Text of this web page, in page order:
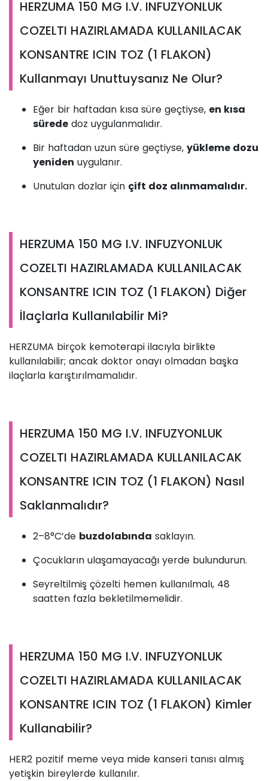
HERZUMA 150 MG I.V. INFUZYONLUK
COZELTI HAZIRLAMADA KULLANILACAK
KONSANTRE ICIN TOZ (1 FLAKON)
Kullanmayı Unuttuysanız Ne Olur?
Eğer bir haftadan kısa süre geçtiyse, en kısa
sürede doz uygulanmalıdır.
Bir haftadan uzun süre geçtiyse, yükleme dozu
yeniden uygulanır.
Unutulan dozlar için çift doz alınmamalıdır.
HERZUMA 150 MG I.V. INFUZYONLUK
COZELTI HAZIRLAMADA KULLANILACAK
KONSANTRE ICIN TOZ (1 FLAKON) Diğer
İlaçlarla Kullanılabilir Mi?
HERZUMA birçok kemoterapi ilacıyla birlikte
kullanılabilir; ancak doktor onayı olmadan başka
ilaçlarla karıştırılmamalıdır.
HERZUMA 150 MG I.V. INFUZYONLUK
COZELTI HAZIRLAMADA KULLANILACAK
KONSANTRE ICIN TOZ (1 FLAKON) Nasıl
Saklanmalıdır?
2–8°C’de buzdolabında saklayın.
Çocukların ulaşamayacağı yerde bulundurun.
Seyreltilmiş çözelti hemen kullanılmalı, 48
saatten fazla bekletilmemelidir.
HERZUMA 150 MG I.V. INFUZYONLUK
COZELTI HAZIRLAMADA KULLANILACAK
KONSANTRE ICIN TOZ (1 FLAKON) Kimler
Kullanabilir?
HER2 pozitif meme veya mide kanseri tanısı almış
yetişkin bireylerde kullanılır.